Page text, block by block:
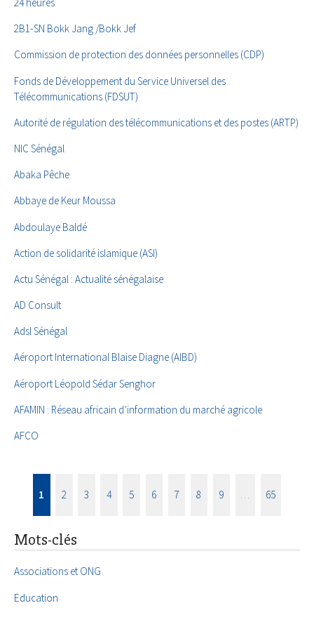
2B1-SN Bokk Jang /Bokk Jef
Commission de protection des données personnelles (CDP)
Fonds de Développement du Service Universel des
Télécommunications (FDSUT)
Autorité de régulation des télécommunications et des postes (ARTP)
NIC Sénégal
Abaka Pêche
Abbaye de Keur Moussa
Abdoulaye Baldé
Action de solidarité islamique (ASI)
Actu Sénégal : Actualité sénégalaise
AD Consult
Adsl Sénégal
Aéroport International Blaise Diagne (AIBD)
Aéroport Léopold Sédar Senghor
AFAMIN : Réseau africain d’information du marché agricole
AFCO
1 2 3 4 5 6 7 8 9 … 65
Mots-clés
Associations et ONG
Education